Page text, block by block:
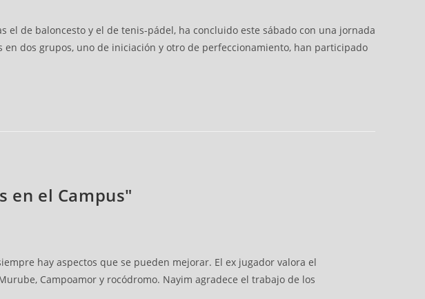
el de baloncesto y el de tenis-pádel, ha concluido este sábado con una jornada
dos grupos, uno de iniciación y otro de perfeccionamiento, han participado
en el Campus"
hay aspectos que se pueden mejorar. El ex jugador valora el
Campoamor y rocódromo. Nayim agradece el trabajo de los